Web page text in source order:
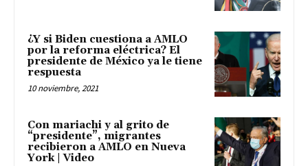
¿Y si Biden cuestiona a AMLO
por la reforma eléctrica? El
presidente de México ya le tiene
respuesta
10 noviembre, 2021
Con mariachi y al grito de
“presidente”, migrantes
recibieron a AMLO en Nueva
York | Video